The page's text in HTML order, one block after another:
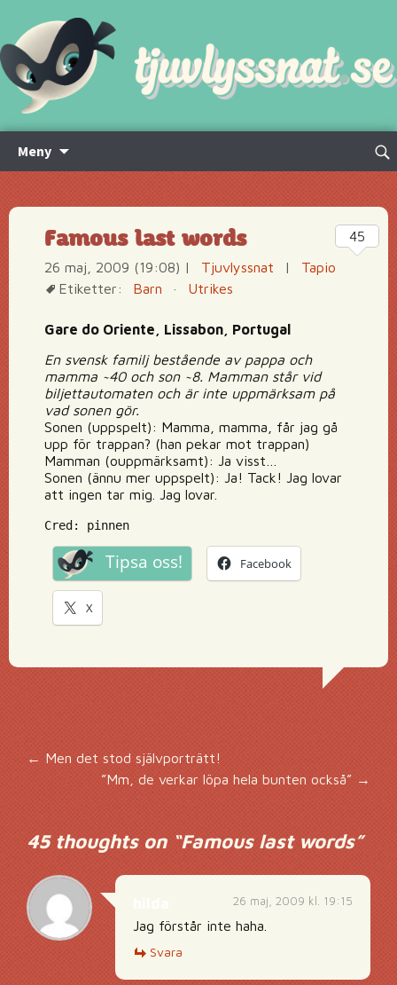
Meny
innehåll
Sök
Famous last words
26 maj, 2009 (19:08) | Tjuvlyssnat |
Tapio
Etiketter:
Barn · Utrikes
Gare do Oriente, Lissabon, Portugal
En svensk familj bestående av pappa och
mamma ~40 och son ~8. Mamman står vid
biljettautomaten och är inte uppmärksam på
vad sonen gör.
Sonen (uppspelt): Mamma, mamma, får jag gå
upp för trappan? (han pekar mot trappan)
Mamman (ouppmärksamt): Ja visst…
Sonen (ännu mer uppspelt): Ja! Tack! Jag lovar
att ingen tar mig. Jag lovar.
Cred: pinnen
Tipsa oss! Facebook
X
45
Inläggsnavigering
← Men det stod självporträtt!
”Mm, de verkar löpa hela bunten också” →
45 thoughts on “Famous last words”
26 maj, 2009 kl. 19:15
Jag förstår inte haha.
Svara